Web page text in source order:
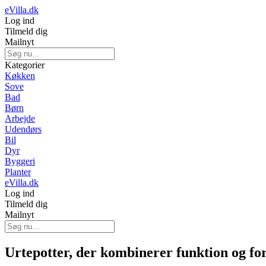
eVilla.dk
Log ind
Tilmeld dig
Mailnyt
Kategorier
Køkken
Sove
Bad
Børn
Arbejde
Udendørs
Bil
Dyr
Byggeri
Planter
eVilla.dk
Log ind
Tilmeld dig
Mailnyt
Urtepotter, der kombinerer funktion og